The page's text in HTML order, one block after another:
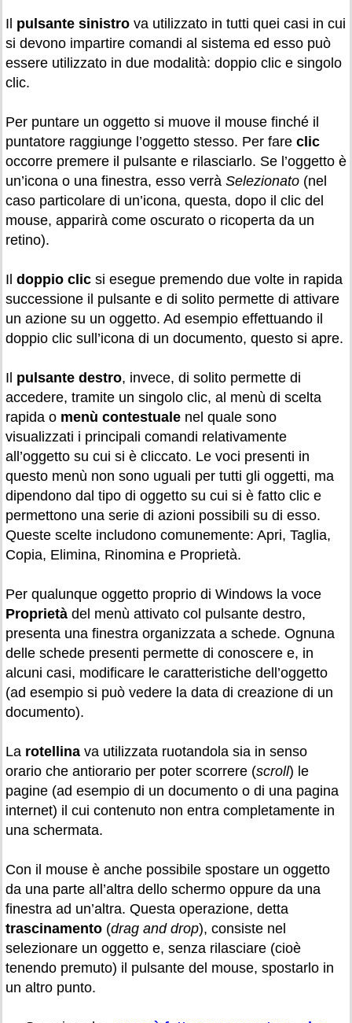
Il pulsante sinistro va utilizzato in tutti quei casi in cui
si devono impartire comandi al sistema ed esso può
essere utilizzato in due modalità: doppio clic e singolo
clic.
Per puntare un oggetto si muove il mouse finché il
puntatore raggiunge l’oggetto stesso. Per fare clic
occorre premere il pulsante e rilasciarlo. Se l’oggetto è
un’icona o una finestra, esso verrà Selezionato (nel
caso particolare di un’icona, questa, dopo il clic del
mouse, apparirà come oscurato o ricoperta da un
retino).
Il doppio clic si esegue premendo due volte in rapida
successione il pulsante e di solito permette di attivare
un azione su un oggetto. Ad esempio effettuando il
doppio clic sull’icona di un documento, questo si apre.
Il pulsante destro, invece, di solito permette di
accedere, tramite un singolo clic, al menù di scelta
rapida o menù contestuale nel quale sono
visualizzati i principali comandi relativamente
all’oggetto su cui si è cliccato. Le voci presenti in
questo menù non sono uguali per tutti gli oggetti, ma
dipendono dal tipo di oggetto su cui si è fatto clic e
permettono una serie di azioni possibili su di esso.
Queste scelte includono comunemente: Apri, Taglia,
Copia, Elimina, Rinomina e Proprietà.
Per qualunque oggetto proprio di Windows la voce
Proprietà del menù attivato col pulsante destro,
presenta una finestra organizzata a schede. Ognuna
delle schede presenti permette di conoscere e, in
alcuni casi, modificare le caratteristiche dell’oggetto
(ad esempio si può vedere la data di creazione di un
documento).
La rotellina va utilizzata ruotandola sia in senso
orario che antiorario per poter scorrere (scroll) le
pagine (ad esempio di un documento o di una pagina
internet) il cui contenuto non entra completamente in
una schermata.
Con il mouse è anche possibile spostare un oggetto
da una parte all’altra dello schermo oppure da una
finestra ad un’altra. Questa operazione, detta
trascinamento (drag and drop), consiste nel
selezionare un oggetto e, senza rilasciare (cioè
tenendo premuto) il pulsante del mouse, spostarlo in
un altro punto.